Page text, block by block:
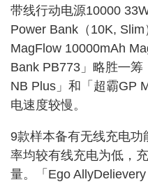
带线行动电源10000
Power Bank（10K,
MagFlow 10000mAh
Bank PB773」略胜㇐
NB Plus」和「超霸GP
电速度较慢。
9款样本备有无线充电
率均较有线充电为低，
量。「Ego